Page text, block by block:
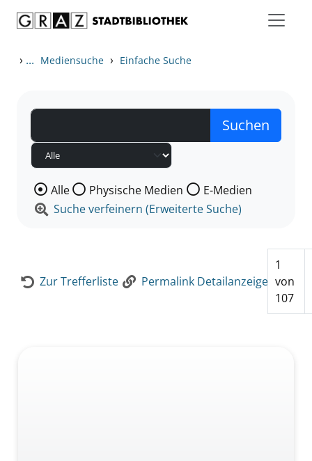
› ... Mediensuche › Einfache Suche
Wählen Sie die Medienart nach der Sie suchen wollen.
Alle Physische Medien
E-Medien
Suche verfeinern (Erweiterte Suche)
Zur Trefferliste Permalink Detailanzeige
1
von
107